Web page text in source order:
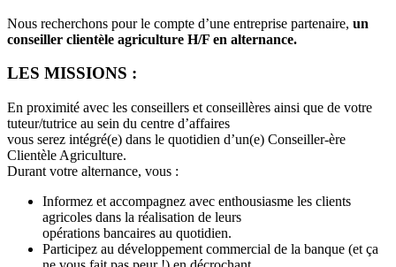
Nous recherchons pour le compte d’une entreprise partenaire, un
conseiller clientèle agriculture H/F en alternance.
LES MISSIONS :
En proximité avec les conseillers et conseillères ainsi que de votre
tuteur/tutrice au sein du centre d’affaires
vous serez intégré(e) dans le quotidien d’un(e) Conseiller-ère
Clientèle Agriculture.
Durant votre alternance, vous :
Informez et accompagnez avec enthousiasme les clients
agricoles dans la réalisation de leurs
opérations bancaires au quotidien.
Participez au développement commercial de la banque (et ça